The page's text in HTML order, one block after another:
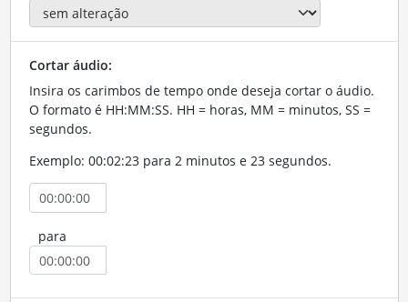
Cortar áudio:
Insira os carimbos de tempo onde deseja cortar o áudio.
O formato é HH:MM:SS. HH = horas, MM = minutos, SS =
segundos.
Exemplo: 00:02:23 para 2 minutos e 23 segundos.
para